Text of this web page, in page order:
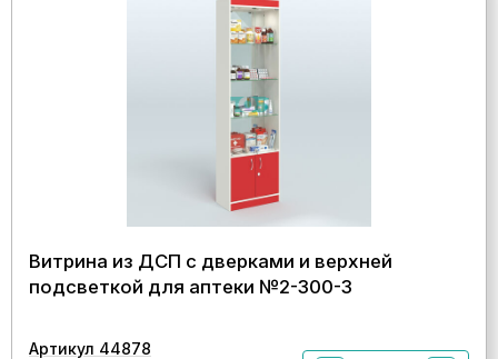
Витрина из ДСП с дверками и верхней
подсветкой для аптеки №2-300-3
Артикул 44878